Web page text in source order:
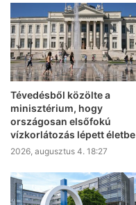
Tévedésből közölte a
minisztérium, hogy
országosan elsőfokú
vízkorlátozás lépett életbe
2026, augusztus 4. 18:27